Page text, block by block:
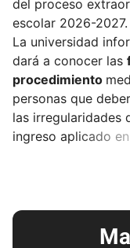
del proceso
escolar 2026-2027.
La universidad
dará a conocer las
procedimiento
personas que
las irregularidades
ingreso aplicado en